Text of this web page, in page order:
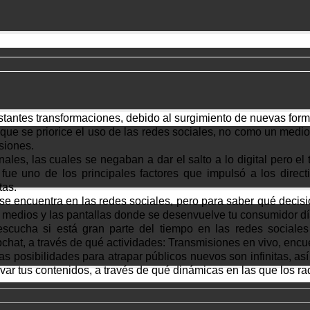
transformaciones, debido al surgimiento de nuevas
se priorice el uso de las redes sociales, no como un
las cuales se negaban a dar el salto a lo digital pero
uno de los principales factores que impulsó a los
encuentra en las redes sociales, pero para saber qué
y las pantallas donde se desenvuelve tu consumidor
si está gran parte del tiempo en las redes
a través de qué actividades: Transmisiones en vivo,
posibilidades para atrapar públicos nuevos son infinitas,
tus contenidos, a través de qué dinámicas en las que los